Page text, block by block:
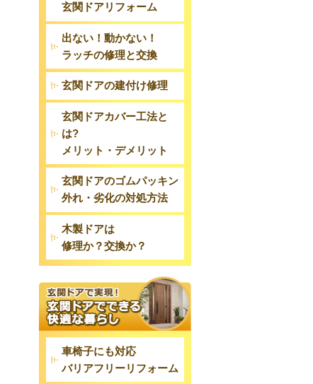
玄関ドアリフォーム
出ない！動かない！
ラッチの修理と交換
玄関ドアの建付け修理
玄関ドアカバー工法と
は?
メリット・デメリット
玄関ドアのゴムパッキン
外れ・劣化の対処方法
木製ドアは
修理か？交換か？
車椅子にも対応
バリアフリーリフォーム